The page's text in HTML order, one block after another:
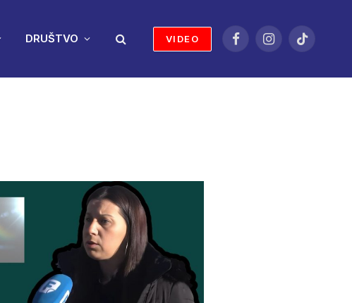
DRUŠTVO VIDEO
FacebookInstagramTikTok